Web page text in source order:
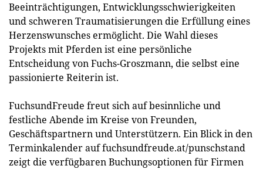
Beeinträchtigungen, Entwicklungsschwierigkeiten
und schweren Traumatisierungen die Erfüllung eines
Herzenswunsches ermöglicht. Die Wahl dieses
Projekts mit Pferden ist eine persönliche
Entscheidung von Fuchs-Groszmann, die selbst eine
passionierte Reiterin ist.
FuchsundFreude freut sich auf besinnliche und
festliche Abende im Kreise von Freunden,
Geschäftspartnern und Unterstützern. Ein Blick in den
Terminkalender auf fuchsundfreude.at/punschstand
zeigt die verfügbaren Buchungsoptionen für Firmen